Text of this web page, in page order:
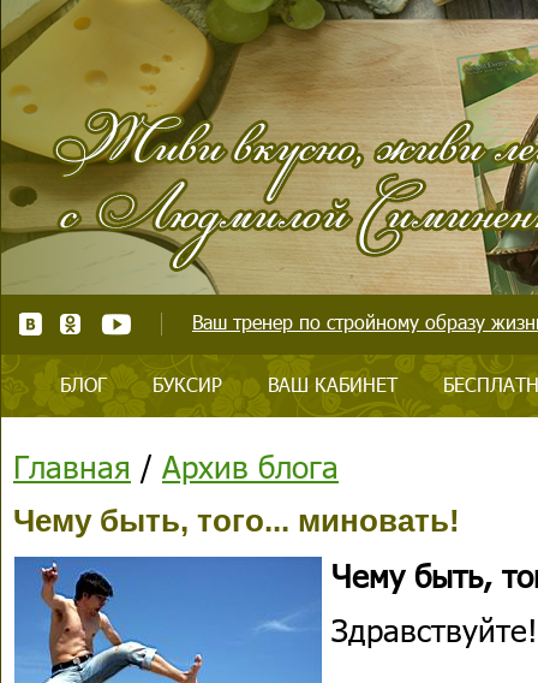
Ваш тренер по стройному образу
БЛОГ БУКСИР ВАШ КАБИНЕТ
Главная / Архив блога
Чему быть, того... миновать!
Чему быть,
Здравствуйте!